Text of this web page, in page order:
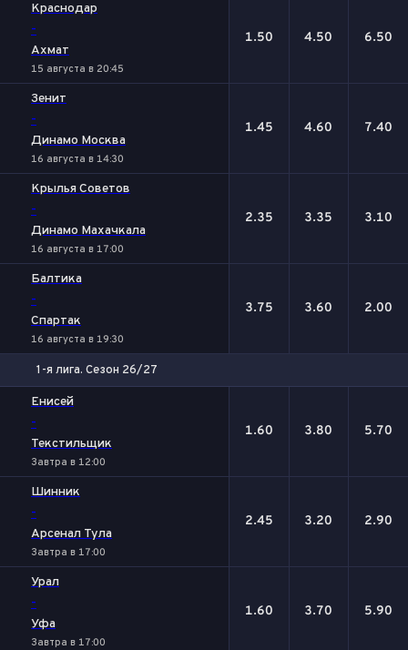
Краснодар
-
Ахмат
15 августа в 20:45
1.50 4.50 6.50
Зенит
-
Динамо Москва
16 августа в 14:30
1.45 4.60 7.40
Крылья Советов
-
Динамо Махачкала
16 августа в 17:00
2.35 3.35 3.10
Балтика
-
Спартак
16 августа в 19:30
3.75 3.60 2.00
1-я лига. Сезон 26/27
Енисей
-
Текстильщик
Завтра в 12:00
1.60 3.80 5.70
Шинник
-
Арсенал Тула
Завтра в 17:00
2.45 3.20 2.90
Урал
-
Уфа
Завтра в 17:00
1.60 3.70 5.90